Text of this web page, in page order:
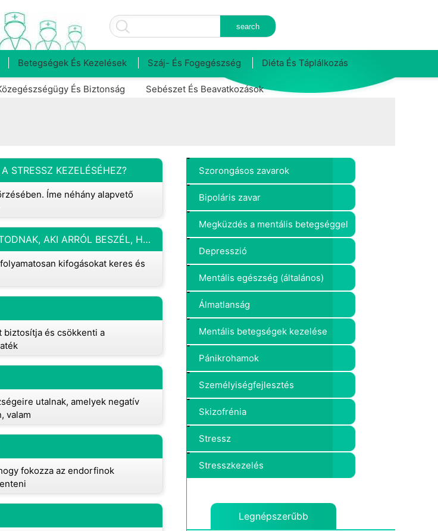
Betegségek És Kezelések Száj- És Fogegészség Diéta És Táplálkozás
És Biztonság Sebészet És Beavatkozások
STRESSZ KEZELÉSÉHEZ?
Íme néhány alapvető
HOGYAN SEGÍTHETSZ EGY ÉRZELMILEG BÁNTALMAZOTT BARÁTODNAK, AKI ARRÓL BESZÉL, HOGY KI KELL LÉPNI A KAPCSOLATBÓL, DE FOLYTON KIFOGÁSOKAT KERES, HOGY MIÉRT NINCS JÓ ALKALOM?
kifogásokat keres és
biztosítja és csökkenti a
utalnak, amelyek negatív
valam
fokozza az endorfinok
Szorongásos zavarok
Bipoláris zavar
Megküzdés a mentális betegséggel
Depresszió
Mentális egészség (általános)
Álmatlanság
Mentális betegségek kezelése
Pánikrohamok
Személyiségfejlesztés
Skizofrénia
Stressz
Stresszkezelés
Legnépszerűbb